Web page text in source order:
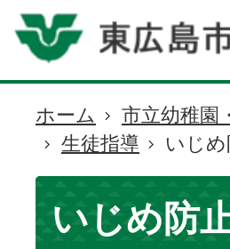
現
在
の
位
置
ホーム 市立幼稚園
生徒指導
いじ
いじめ防